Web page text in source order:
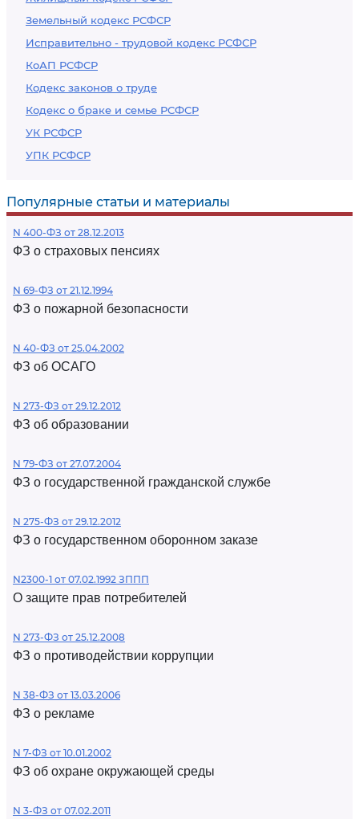
Земельный кодекс РСФСР
Исправительно - трудовой кодекс РСФСР
КоАП РСФСР
Кодекс законов о труде
Кодекс о браке и семье РСФСР
УК РСФСР
УПК РСФСР
Популярные статьи и материалы
N 400-ФЗ от 28.12.2013
ФЗ о страховых пенсиях
N 69-ФЗ от 21.12.1994
ФЗ о пожарной безопасности
N 40-ФЗ от 25.04.2002
ФЗ об ОСАГО
N 273-ФЗ от 29.12.2012
ФЗ об образовании
N 79-ФЗ от 27.07.2004
ФЗ о государственной гражданской службе
N 275-ФЗ от 29.12.2012
ФЗ о государственном оборонном заказе
N2300-1 от 07.02.1992 ЗППП
О защите прав потребителей
N 273-ФЗ от 25.12.2008
ФЗ о противодействии коррупции
N 38-ФЗ от 13.03.2006
ФЗ о рекламе
N 7-ФЗ от 10.01.2002
ФЗ об охране окружающей среды
N 3-ФЗ от 07.02.2011